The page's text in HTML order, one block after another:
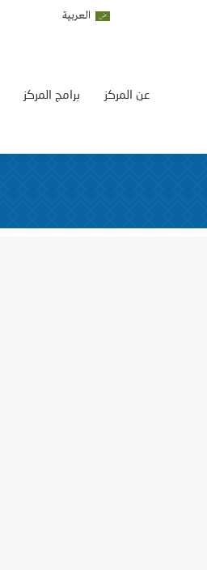
العربية
برامج المركز عن المركز